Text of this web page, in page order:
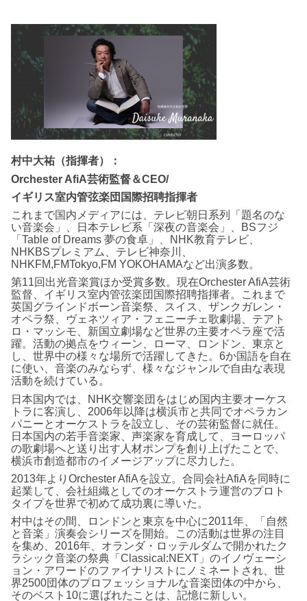
村中大祐（指揮者）：
Orchester AfiA芸術監督＆CEO/
イギリス室内管弦楽団国際招聘指揮者
これまで国内メディアには、テレビ朝日系列「題名のな
い音楽会」、日本テレビ系「深夜の音楽会」、BSフジ
「Table of Dreams 夢の食卓」、NHK教育テレビ、
NHKBSプレミアム、テレビ神奈川、
NHKFM,FMTokyo,FM YOKOHAMAなど出演多数。
第11回出光音楽賞ほか受賞多数。現在Orchester AfiA芸術
監督、イギリス室内管弦楽団国際招聘指揮者。これまで
英国グラインドボーン音楽祭、スイス、ザンクガレン・
オペラ祭、ヴェネツィア・フェニーチェ歌劇場、テアト
ロ・マッシモ、新国立劇場など世界の主要オペラ座で活
躍。活動の拠点をウィーン、ローマ、ロンドン、東京と
し、世界中の様々な場所で活躍してきた。6か国語を自在
に使い、音楽のみならず、様々なジャンルで自由な表現
活動を続けている。
日本国内では、NHK交響楽団をはじめ国内主要オーケス
トラに客演し、2006年以降は横浜市と共同でオペラカン
パニーとオーケストラを設立し、その芸術監督に就任。
日本国内の若手音楽家、声楽家を育成して、ヨーロッパ
の歌劇場へと送り出す人材ポンプを創り上げたことで、
横浜市創造都市のイメージアップに尽力した。
2013年よりOrchester AfiAを設立。合同会社AfiAを同時に
起業して、会社組織としてのオーケストラ運営のプロト
タイプを世界で初めて成功裏に導いた。
村中はその間、ロンドンと東京を中心に2011年、「自然
と音楽」演奏会シリーズを開始。この活動は世界の注目
を集め、2016年、オランダ・ロッテルダムで開かれたク
ラシック音楽の祭典「Classical:NEXT」のイノヴェーシ
ョン・アワードのファイナリストにノミネートされ、世
界2500団体のプロフェッショナルな音楽団体の中から、
そのベスト10に選ばれたことは、記憶に新しい。